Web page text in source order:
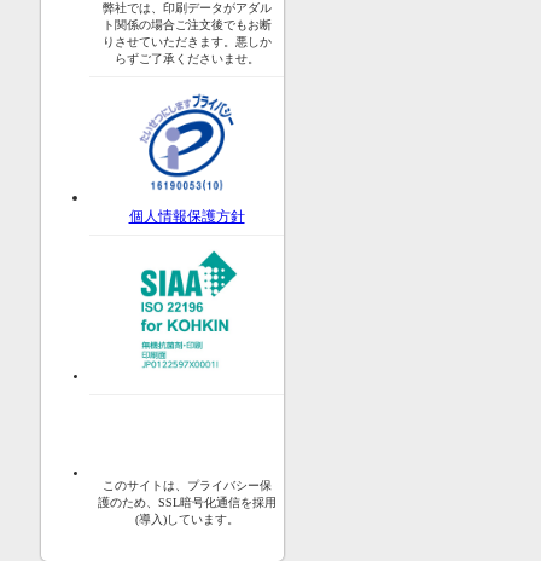
弊社では、印刷データがアダル
ト関係の場合ご注文後でもお断
りさせていただきます。悪しか
らずご了承くださいませ。
個人情報保護方針
このサイトは、プライバシー保
護のため、SSL暗号化通信を採用
(導入)しています。